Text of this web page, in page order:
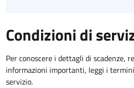
Condizioni di
Per conoscere i dettagli di scadenze,
informazioni importanti, leggi i
servizio.